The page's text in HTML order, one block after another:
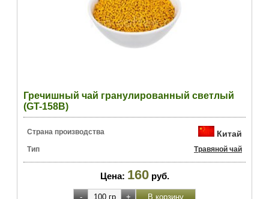
Гречишный чай гранулированный светлый
(GT-158B)
Страна производства Китай
Тип Травяной чай
Цена: 160 руб.